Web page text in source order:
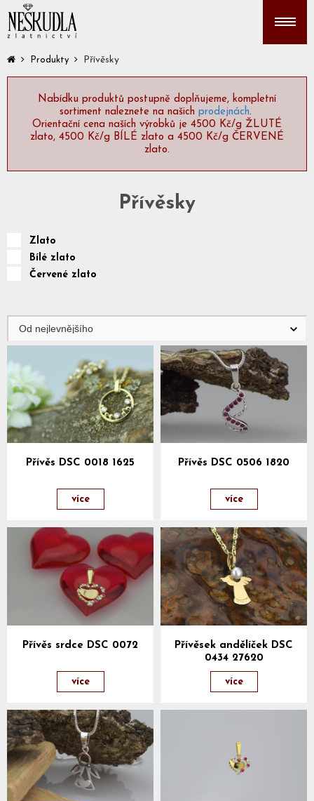
Produkty Přívěsky
Nabídku produktů postupně doplňujeme, kompletní
sortiment naleznete na našich prodejnách.
Orientační cena naších výrobků je 4500 Kč/g ŽLUTÉ
zlato, 4500 Kč/g BÍLÉ zlato a 4500 Kč/g ČERVENÉ
zlato.
Přívěsky
Zlato
Bílé zlato
Červené zlato
Přívěs DSC 0018 1625
více
Přívěs DSC 0506 1820
více
Přívěs srdce DSC 0072
více
Přívěsek andělíček DSC
0434 27620
více